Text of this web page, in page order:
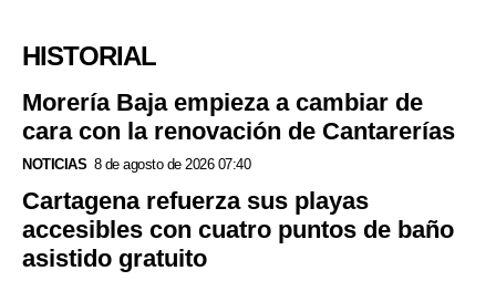
HISTORIAL
Morería Baja empieza a cambiar de
cara con la renovación de Cantarerías
NOTICIAS 8 de agosto de 2026 07:40
Cartagena refuerza sus playas
accesibles con cuatro puntos de baño
asistido gratuito